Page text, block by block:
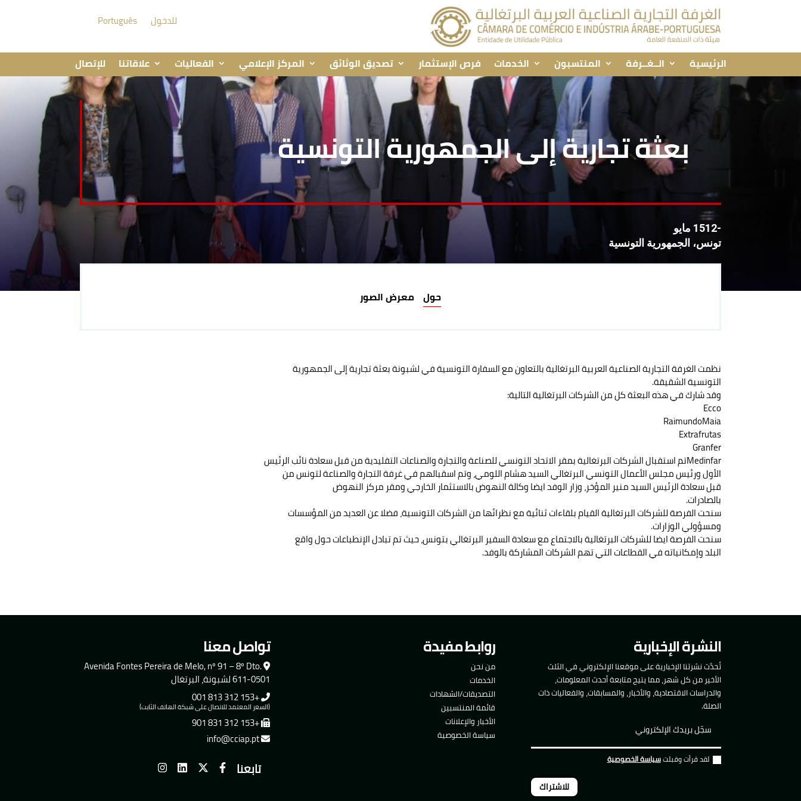
للدخول Português
الرئيسية الــغــرفة المنتسبون الخدمات فرص الإستثمار تصديق الوثائق المركز الإعلامي الفعاليات علاقاتنا للإتصال
بعثة تجارية إلى الجمهورية التونسية
-1512 مايو
تونس، الجمهورية التونسية
حول معرض الصور
نظمت الغرفة التجارية الصناعية العربية البرتغالية بالتعاون مع السفارة التونسية في لشبونة بعثة تجارية إلى الجمهورية
التونسية الشقيقة.
وقد شارك في هذه البعثة كل من الشركات البرتغالية التالية:
Ecco
RaimundoMaia
Extrafrutas
Granfer
Medinfarتم استقبال الشركات البرتغالية بمقر الاتحاد التونسي للصناعة والتجارة والصناعات التقليدية من قبل سعادة نائب الرئيس
الأول ورئيس مجلس الأعمال التونسي البرتغالي السيد هشام اللومي، وتم اسقبالهم في غرفة التجارة والصناعة لتونس من
قبل سعادة الرئيس السيد منير المؤخر، وزار الوفد ايضا وكالة النهوض بالاستثمار الخارجي ومقر مركز النهوض
بالصادرات.
سنحت الفرصة للشركات البرتغالية القيام بلقاءات ثنائية مع نظرائها من الشركات التونسية، فضلا عن العديد من المؤسسات
ومسؤولي الوزارات.
سنحت الفرصة ايضا للشركات البرتغالية بالاجتماع مع سعادة السفير البرتغالي بتونس، حيث تم تبادل الإنطباعات حول واقع
البلد وإمكانياته في القطاعات التي تهم الشركات المشاركة بالوفد.
تواصل معنا
Avenida Fontes Pereira de Melo, nº 91 – 8º Dto.
611-0501 لشبونة، البرتغال
+153 312 813 001
(السعر المعتمد للاتصال على شبكة الهاتف الثابت)
+153 312 831 901
info@cciap.pt
تابعنا
روابط مفيدة
من نحن
الخدمات
التصديقات/الشهادات
قائمة المنتسبين
الأخبار والإعلانات
سياسة الخصوصية
النشرة الإخبارية
تُحدَّث نشرتنا الإخبارية على موقعنا الإلكتروني في الثلث
الأخير من كل شهر، مما يتيح متابعة أحدث المعلومات،
والدراسات الاقتصادية، والأخبار، والمسابقات، والفعاليات ذات
الصلة.
لقد قرأت وقبلتسياسة الخصوصية
للاشتراك